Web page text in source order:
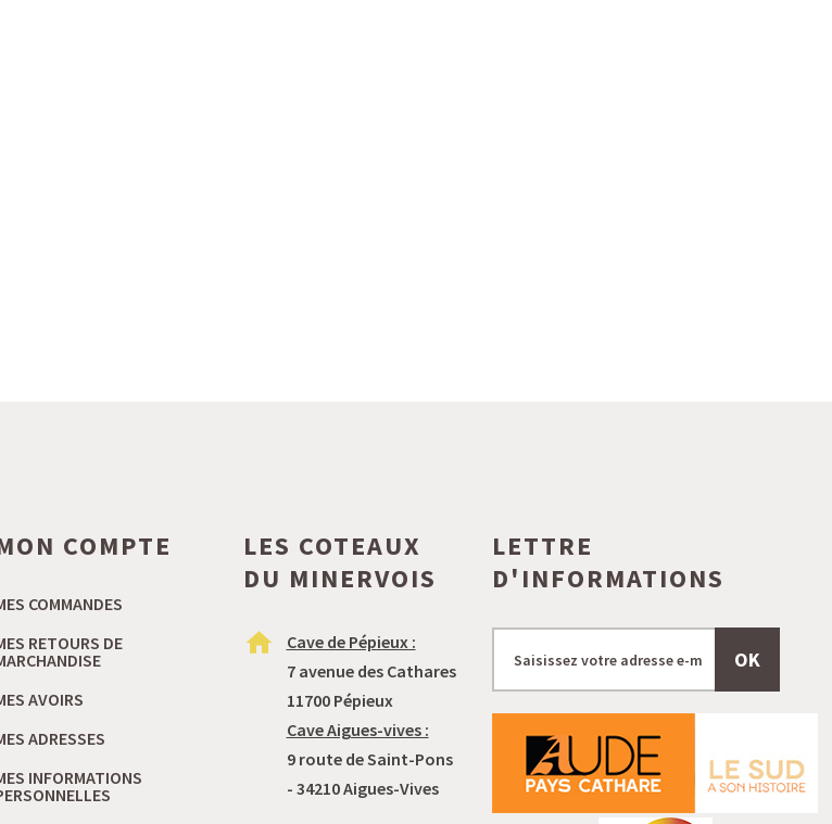
COMPTE
COMMANDES
RETOURS DE
AVOIRS
ADRESSES
INFORMATIONS
LES COTEAUX
DU MINERVOIS
Cave de Pépieux :
7 avenue des Cathares
11700 Pépieux
Cave Aigues-vives :
9 route de Saint-Pons
- 34210 Aigues-Vives
LETTRE
D'INFORMATIONS
OK